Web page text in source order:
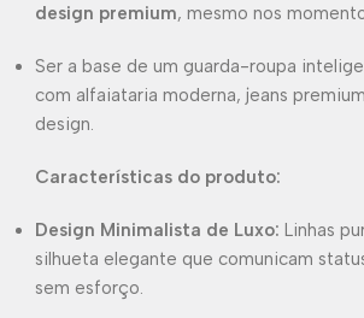
design premium, mesmo nos
Ser a base de um guarda-roupa
com alfaiataria moderna, jeans
design.
Características do produto:
Design Minimalista de Luxo: Linhas
silhueta elegante que comunicam
sem esforço.